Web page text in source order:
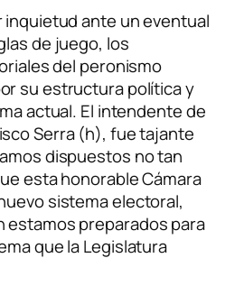
inquietud ante un eventual
de juego, los
del peronismo
su estructura política y
actual. El intendente de
Serra (h), fue tajante
dispuestos no tan
esta honorable Cámara
sistema electoral,
estamos preparados para
que la Legislatura